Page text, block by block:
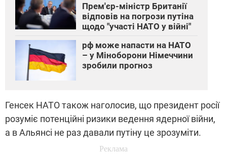
Прем'єр-міністр Британії
відповів на погрози путіна
щодо "участі НАТО у війні"
рф може напасти на НАТО
– у Міноборони Німеччини
зробили прогноз
Генсек НАТО також наголосив, що президент росії
розуміє потенційні ризики ведення ядерної війни,
а в Альянсі не раз давали путіну це зрозуміти.